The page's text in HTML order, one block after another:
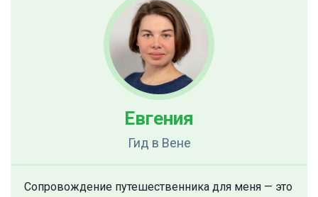
Евгения
Гид в Вене
Сопровождение путешественника для меня — это